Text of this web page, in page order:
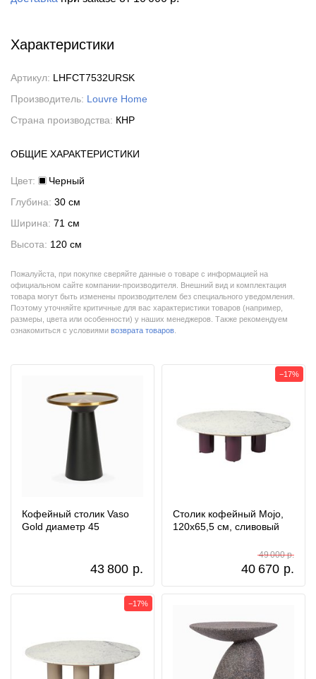
Характеристики
Артикул: LHFCT7532URSK
Производитель: Louvre Home
Страна производства: КНР
ОБЩИЕ ХАРАКТЕРИСТИКИ
Цвет:
Черный
Глубина: 30 см
Ширина: 71 см
Высота: 120 см
Пожалуйста, при покупке сверяйте данные о товаре с информацией на
официальном сайте компании-производителя. Внешний вид и комплектация
товара могут быть изменены производителем без специального уведомления.
Поэтому уточняйте критичные для вас характеристики товаров (например,
размеры, цвета или особенности) у наших менеджеров. Также рекомендуем
ознакомиться с условиями возврата товаров
Кофейный столик Vaso
Gold диаметр 45
43 800 р.
Столик кофейный Mojo,
120х65,5 см, сливовый
40 670 р.
49 000 р.
−17%
−17%